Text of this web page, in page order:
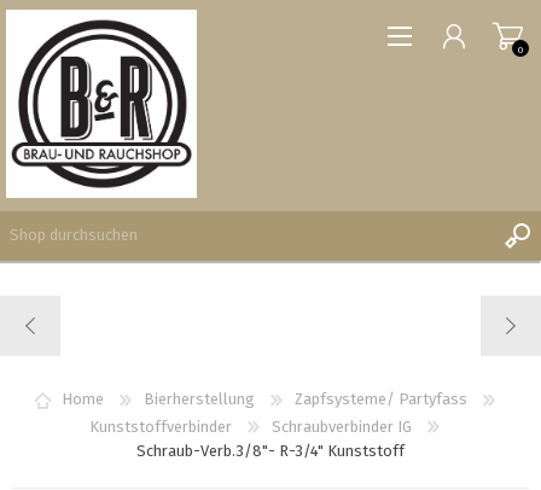
WUNSCHLISTE
0
0
Home Bierherstellung
Zapfsysteme/ Partyfass
Kunststoffverbinder
Schraubverbinder IG
Schraub-Verb.3/8"- R-3/4" Kunststoff